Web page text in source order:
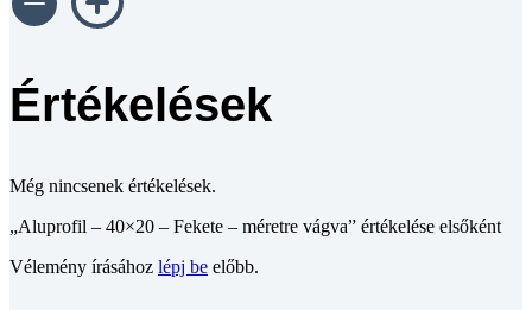
Értékelések
Még nincsenek értékelések.
„Aluprofil – 40×20 – Fekete – méretre vágva” értékelése elsőként
Vélemény írásához lépj be előbb.